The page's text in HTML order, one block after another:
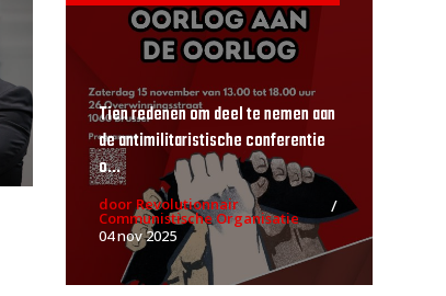
Tien redenen om deel te nemen aan
de antimilitaristische conferentie
o...
door Revolutionnair
Communistische Organisatie
04 nov 2025